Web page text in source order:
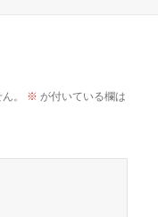
。 ※ が付いている欄は